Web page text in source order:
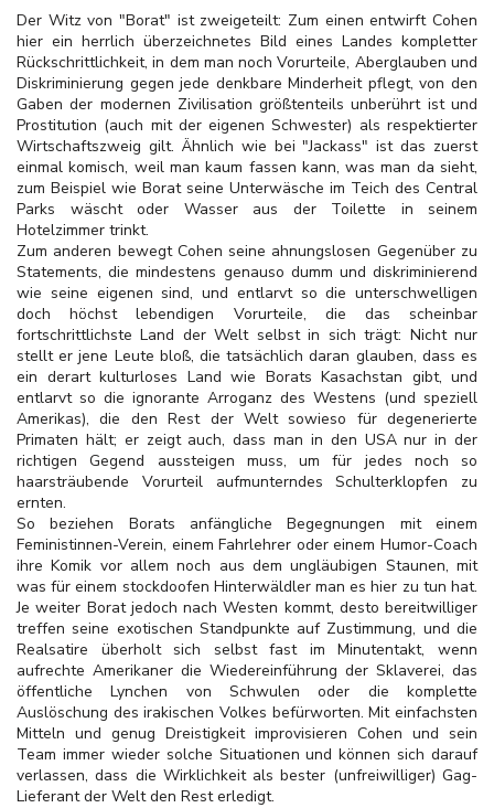
Der Witz von "Borat" ist zweigeteilt: Zum einen entwirft Cohen
hier ein herrlich überzeichnetes Bild eines Landes kompletter
Rückschrittlichkeit, in dem man noch Vorurteile, Aberglauben und
Diskriminierung gegen jede denkbare Minderheit pflegt, von den
Gaben der modernen Zivilisation größtenteils unberührt ist und
Prostitution (auch mit der eigenen Schwester) als respektierter
Wirtschaftszweig gilt. Ähnlich wie bei "Jackass" ist das zuerst
einmal komisch, weil man kaum fassen kann, was man da sieht,
zum Beispiel wie Borat seine Unterwäsche im Teich des Central
Parks wäscht oder Wasser aus der Toilette in seinem
Hotelzimmer trinkt.
Zum anderen bewegt Cohen seine ahnungslosen Gegenüber zu
Statements, die mindestens genauso dumm und diskriminierend
wie seine eigenen sind, und entlarvt so die unterschwelligen
doch höchst lebendigen Vorurteile, die das scheinbar
fortschrittlichste Land der Welt selbst in sich trägt: Nicht nur
stellt er jene Leute bloß, die tatsächlich daran glauben, dass es
ein derart kulturloses Land wie Borats Kasachstan gibt, und
entlarvt so die ignorante Arroganz des Westens (und speziell
Amerikas), die den Rest der Welt sowieso für degenerierte
Primaten hält; er zeigt auch, dass man in den USA nur in der
richtigen Gegend aussteigen muss, um für jedes noch so
haarsträubende Vorurteil aufmunterndes Schulterklopfen zu
ernten.
So beziehen Borats anfängliche Begegnungen mit einem
Feministinnen-Verein, einem Fahrlehrer oder einem Humor-Coach
ihre Komik vor allem noch aus dem ungläubigen Staunen, mit
was für einem stockdoofen Hinterwäldler man es hier zu tun hat.
Je weiter Borat jedoch nach Westen kommt, desto bereitwilliger
treffen seine exotischen Standpunkte auf Zustimmung, und die
Realsatire überholt sich selbst fast im Minutentakt, wenn
aufrechte Amerikaner die Wiedereinführung der Sklaverei, das
öffentliche Lynchen von Schwulen oder die komplette
Auslöschung des irakischen Volkes befürworten. Mit einfachsten
Mitteln und genug Dreistigkeit improvisieren Cohen und sein
Team immer wieder solche Situationen und können sich darauf
verlassen, dass die Wirklichkeit als bester (unfreiwilliger) Gag-
Lieferant der Welt den Rest erledigt.